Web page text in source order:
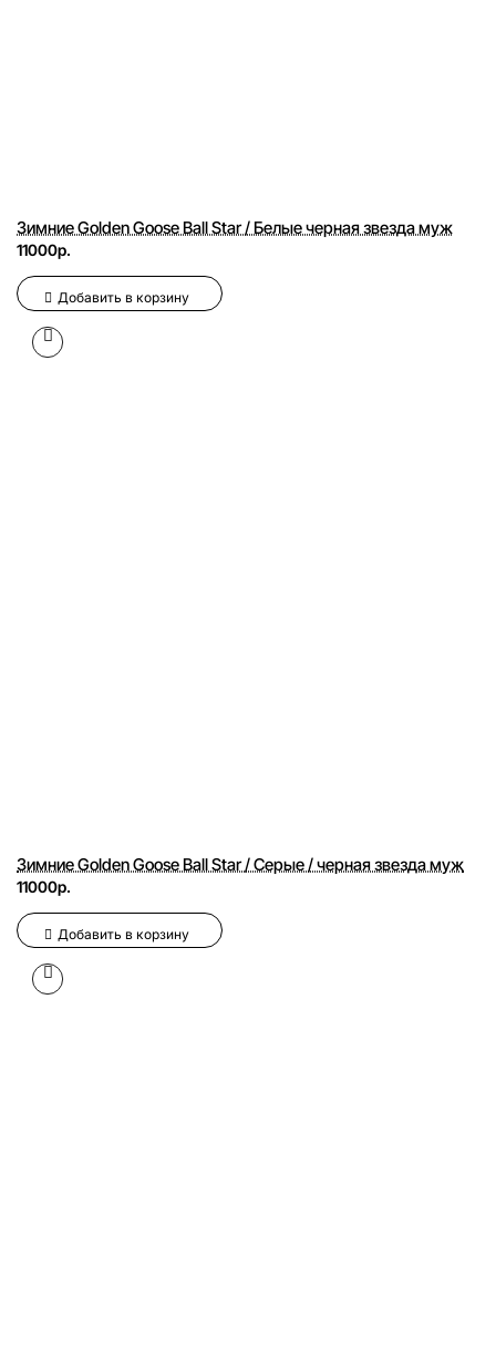
Зимние Golden Goose Ball Star / Белые черная звезда муж
11000р.
Добавить в корзину
Зимние Golden Goose Ball Star / Серые / черная звезда муж
11000р.
Добавить в корзину